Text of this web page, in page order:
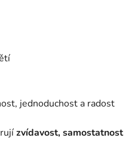
jednoduchost a radost
zvídavost, samostatnost